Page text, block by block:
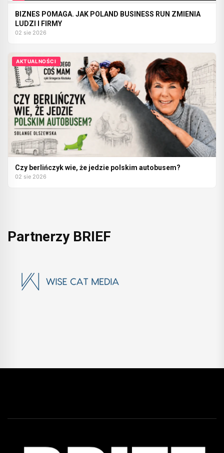
BIZNES POMAGA. JAK POLAND BUSINESS RUN ZMIENIA
LUDZI I FIRMY
02 sie 2026
AKTUALNOŚCI
Czy berlińczyk wie, że jedzie polskim autobusem?
02 sie 2026
Partnerzy BRIEF